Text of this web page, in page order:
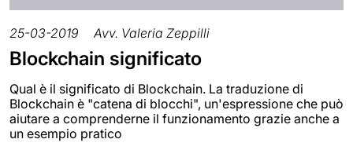
25-03-2019 Avv. Valeria Zeppilli
Blockchain significato
Qual è il significato di Blockchain. La traduzione di
Blockchain è "catena di blocchi", un'espressione che può
aiutare a comprenderne il funzionamento grazie anche a
un esempio pratico